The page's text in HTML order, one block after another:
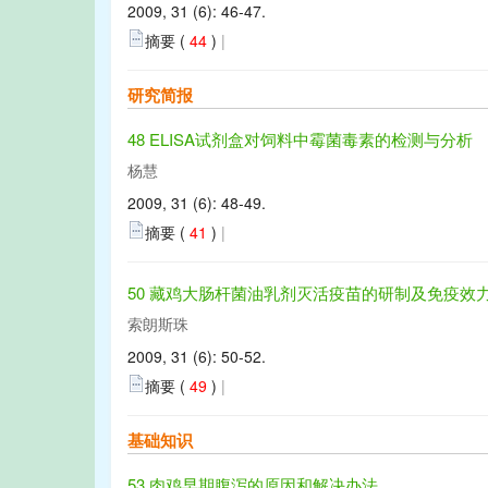
2009, 31 (6): 46-47.
摘要 ( 44 ) |
研究简报
48 ELISA试剂盒对饲料中霉菌毒素的检测与分析
杨慧
2009, 31 (6): 48-49.
摘要 ( 41 ) |
50 藏鸡大肠杆菌油乳剂灭活疫苗的研制及免疫效
索朗斯珠
2009, 31 (6): 50-52.
摘要 ( 49 ) |
基础知识